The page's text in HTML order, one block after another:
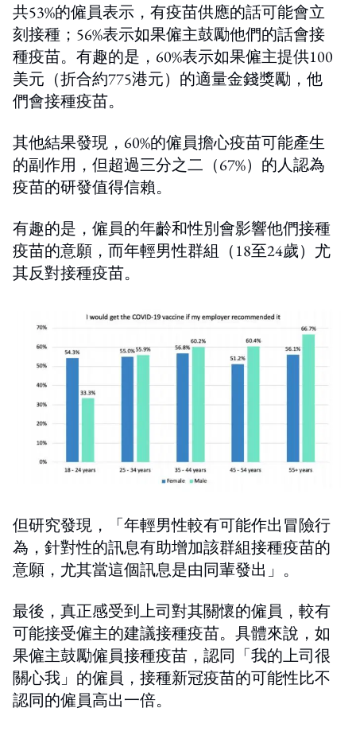
共53%的僱員表示，有疫苗供應的話可能會立
刻接種；56%表示如果僱主鼓勵他們的話會接
種疫苗。有趣的是，60%表示如果僱主提供100
美元（折合約775港元）的適量金錢獎勵，他
們會接種疫苗。
其他結果發現，60%的僱員擔心疫苗可能產生
的副作用，但超過三分之二（67%）的人認為
疫苗的研發值得信賴。
有趣的是，僱員的年齡和性別會影響他們接種
疫苗的意願，而年輕男性群組（18至24歲）尤
其反對接種疫苗。
但研究發現，「年輕男性較有可能作出冒險行
為，針對性的訊息有助增加該群組接種疫苗的
意願，尤其當這個訊息是由同輩發出」。
最後，真正感受到上司對其關懷的僱員，較有
可能接受僱主的建議接種疫苗。具體來說，如
果僱主鼓勵僱員接種疫苗，認同「我的上司很
關心我」的僱員，接種新冠疫苗的可能性比不
認同的僱員高出一倍。